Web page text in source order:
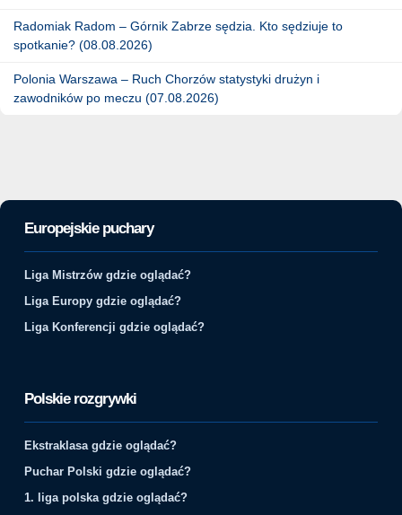
Radomiak Radom – Górnik Zabrze sędzia. Kto sędziuje to
spotkanie? (08.08.2026)
Polonia Warszawa – Ruch Chorzów statystyki drużyn i
zawodników po meczu (07.08.2026)
Europejskie puchary
Liga Mistrzów gdzie oglądać?
Liga Europy gdzie oglądać?
Liga Konferencji gdzie oglądać?
Polskie rozgrywki
Ekstraklasa gdzie oglądać?
Puchar Polski gdzie oglądać?
1. liga polska gdzie oglądać?